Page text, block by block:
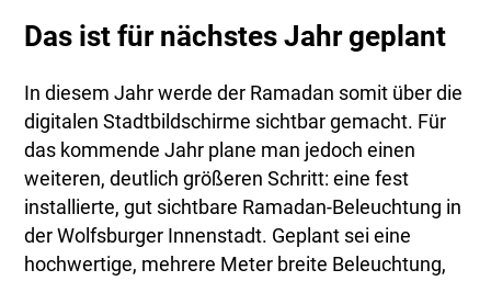
Das ist für nächstes Jahr geplant
In diesem Jahr werde der Ramadan somit über die
digitalen Stadtbildschirme sichtbar gemacht. Für
das kommende Jahr plane man jedoch einen
weiteren, deutlich größeren Schritt: eine fest
installierte, gut sichtbare Ramadan-Beleuchtung in
der Wolfsburger Innenstadt. Geplant sei eine
hochwertige, mehrere Meter breite Beleuchtung,